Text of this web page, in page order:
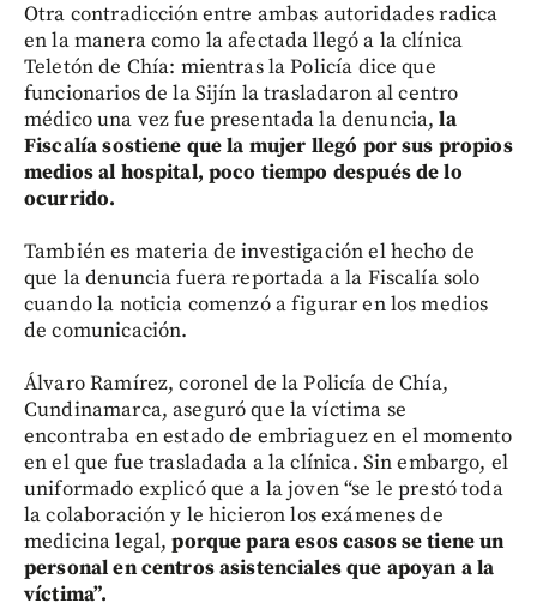
Otra contradicción entre ambas autoridades radica
en la manera como la afectada llegó a la clínica
Teletón de Chía: mientras la Policía dice que
funcionarios de la Sijín la trasladaron al centro
médico una vez fue presentada la denuncia,la
Fiscalía sostiene que la mujer llegó por sus propios
medios al hospital, poco tiempo después de lo
ocurrido.
También es materia de investigación el hecho de
que la denuncia fuera reportada a la Fiscalía solo
cuando la noticia comenzó a figurar en los medios
de comunicación.
Álvaro Ramírez, coronel de la Policía de Chía,
Cundinamarca, aseguró que la víctima se
encontraba en estado de embriaguez en el momento
en el que fue trasladada a la clínica. Sin embargo, el
uniformado explicó que a la joven “se le prestó toda
la colaboración y le hicieron los exámenes de
medicina legal,porque para esos casos se tiene un
personal en centros asistenciales que apoyan a la
víctima”.